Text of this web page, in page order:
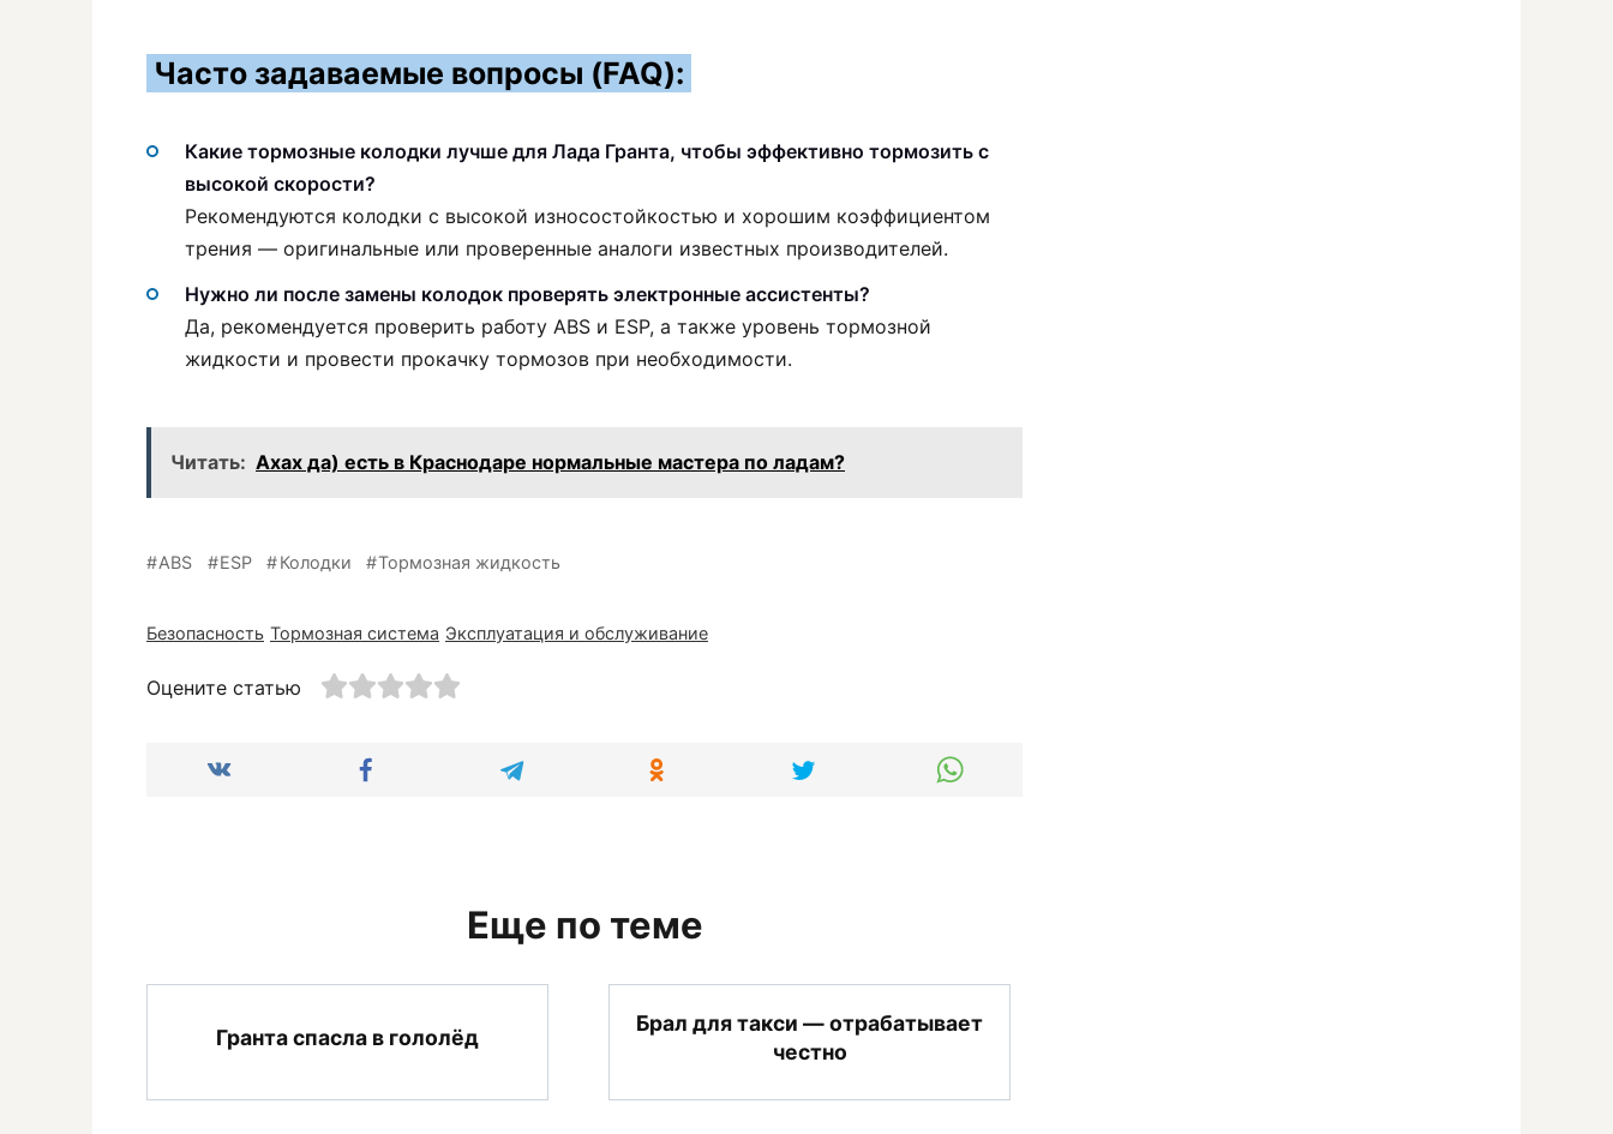
Часто задаваемые вопросы (FAQ):
Какие тормозные колодки лучше для Лада Гранта, чтобы эффективно тормозить с
высокой скорости?
Рекомендуются колодки с высокой износостойкостью и хорошим коэффициентом
трения — оригинальные или проверенные аналоги известных производителей.
Нужно ли после замены колодок проверять электронные ассистенты?
Да, рекомендуется проверить работу ABS и ESP, а также уровень тормозной
жидкости и провести прокачку тормозов при необходимости.
Читать: Ахах да) есть в Краснодаре нормальные мастера по ладам?
ABS ESP Колодки Тормозная жидкость
Безопасность Тормозная система Эксплуатация и обслуживание
Оцените статью
Еще по теме
Гранта спасла в гололёд
Брал для такси — отрабатывает
честно